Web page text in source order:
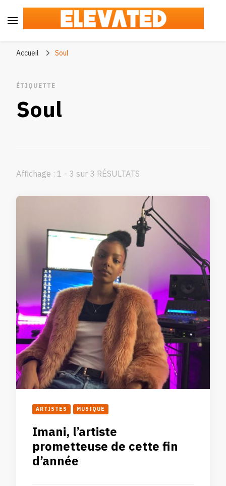
Accueil Soul
ÉTIQUETTE
Soul
Affichage : 1 - 3 sur 3 RÉSULTATS
ARTISTES MUSIQUE
Imani, l’artiste
prometteuse de cette fin
d’année